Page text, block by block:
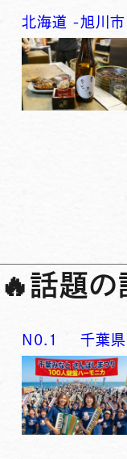
北海道 -旭川市
🔥話題の
N0. 1 千葉県